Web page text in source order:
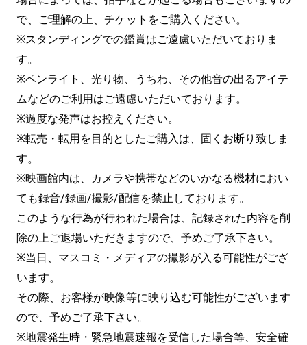
で、ご理解の上、チケットをご購入ください。
※スタンディングでの鑑賞はご遠慮いただいておりま
す。
※ペンライト、光り物、うちわ、その他音の出るアイテ
ムなどのご利用はご遠慮いただいております。
※過度な発声はお控えください。
※転売・転用を目的としたご購入は、固くお断り致しま
す。
※映画館内は、カメラや携帯などのいかなる機材におい
ても録音/録画/撮影/配信を禁止しております。
このような行為が行われた場合は、記録された内容を削
除の上ご退場いただきますので、予めご了承下さい。
※当日、マスコミ・メディアの撮影が入る可能性がござ
います。
その際、お客様が映像等に映り込む可能性がございます
ので、予めご了承下さい。
※地震発生時・緊急地震速報を受信した場合等、安全確